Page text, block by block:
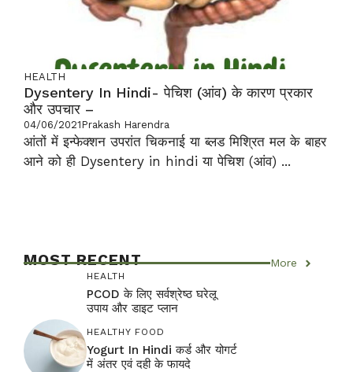
HEALTH
Dysentery In Hindi- पेचिश (आंव) के कारण प्रकार
और उपचार –
04/06/2021Prakash Harendra
आंतों में इन्फेक्शन उपरांत चिकनाई या ब्लड मिश्रित मल के बाहर
आने को ही Dysentery in hindi या पेचिश (आंव) ...
MOST RECENT More
HEALTH
PCOD के लिए सर्वश्रेष्ठ घरेलू
उपाय और डाइट प्लान
HEALTHY FOOD
Yogurt In Hindi कर्ड और योगर्ट
में अंतर एवं दही के फायदे